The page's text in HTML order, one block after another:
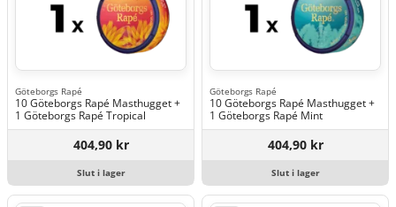
Göteborgs Rapé
10 Göteborgs Rapé Masthugget +
1 Göteborgs Rapé Tropical
404,90 kr
Slut i lager
Göteborgs Rapé
10 Göteborgs Rapé Masthugget +
1 Göteborgs Rapé Mint
404,90 kr
Slut i lager